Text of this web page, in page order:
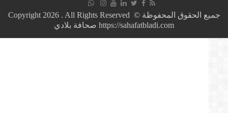
بوتفليقة
جميع الحقوق المحفوظة © Copyright 2026 . All Rights Reserved
https://sahafatbladi.com صحافة بلادي